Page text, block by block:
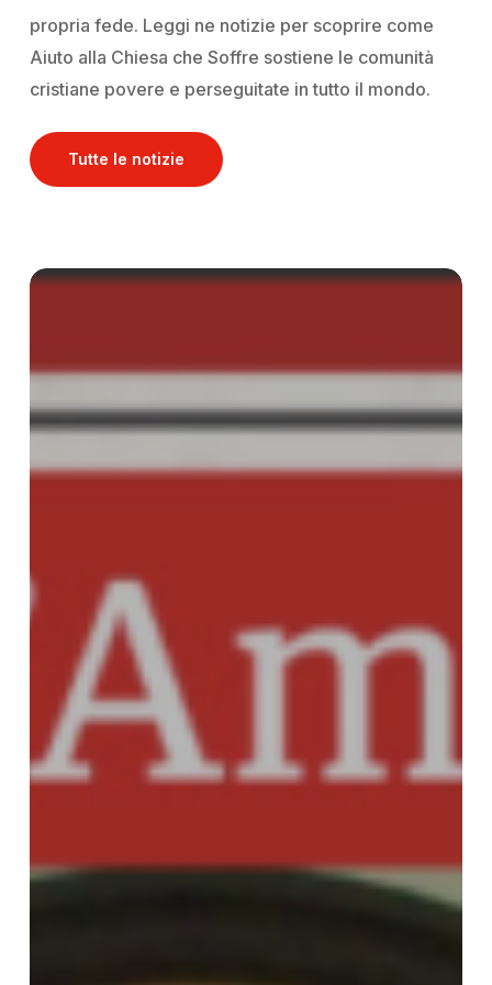
propria fede. Leggi ne notizie per scoprire come
Aiuto alla Chiesa che Soffre sostiene le comunità
cristiane povere e perseguitate in tutto il mondo.
Tutte le notizie
Eco
la
tua
genera